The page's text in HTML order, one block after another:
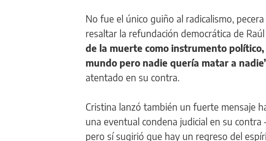
No fue el único guiño al radicalismo,
resaltar la refundación democrática de
de la muerte como instrumento
mundo pero nadie quería matar a
atentado en su contra.
Cristina lanzó también un fuerte mensaje
una eventual condena judicial en su contra
pero sí sugirió que hay un regreso del